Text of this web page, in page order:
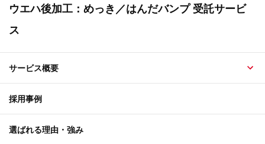
ウエハ後加工：めっき／はんだバンプ 受託サービ
ス
サービス概要
採用事例
選ばれる理由・強み